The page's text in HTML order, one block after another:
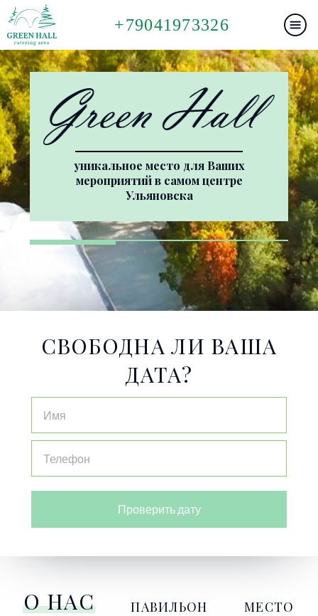
+79041973326
уникальное место для Ваших
мероприятий в самом центре
Ульяновска
СВОБОДНА ЛИ ВАША
ДАТА?
Проверить дату
О НАС ПАВИЛЬОН МЕСТО